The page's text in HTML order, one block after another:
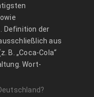
Definition der
aus
B. „Coca-Cola“
Wort-